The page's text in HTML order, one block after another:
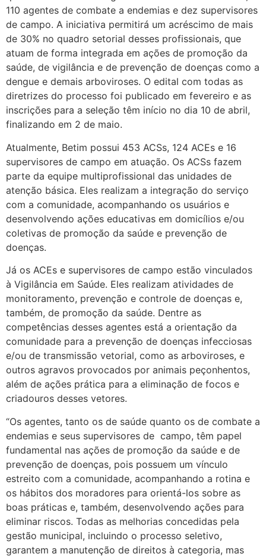
110 agentes de combate a endemias e dez supervisores
de campo. A iniciativa permitirá um acréscimo de mais
de 30% no quadro setorial desses profissionais, que
atuam de forma integrada em ações de promoção da
saúde, de vigilância e de prevenção de doenças como a
dengue e demais arboviroses. O edital com todas as
diretrizes do processo foi publicado em fevereiro e as
inscrições para a seleção têm início no dia 10 de abril,
finalizando em 2 de maio.
Atualmente, Betim possui 453 ACSs, 124 ACEs e 16
supervisores de campo em atuação. Os ACSs fazem
parte da equipe multiprofissional das unidades de
atenção básica. Eles realizam a integração do serviço
com a comunidade, acompanhando os usuários e
desenvolvendo ações educativas em domicílios e/ou
coletivas de promoção da saúde e prevenção de
doenças.
Já os ACEs e supervisores de campo estão vinculados
à Vigilância em Saúde. Eles realizam atividades de
monitoramento, prevenção e controle de doenças e,
também, de promoção da saúde. Dentre as
competências desses agentes está a orientação da
comunidade para a prevenção de doenças infecciosas
e/ou de transmissão vetorial, como as arboviroses, e
outros agravos provocados por animais peçonhentos,
além de ações prática para a eliminação de focos e
criadouros desses vetores.
“Os agentes, tanto os de saúde quanto os de combate a
endemias e seus supervisores de campo, têm papel
fundamental nas ações de promoção da saúde e de
prevenção de doenças, pois possuem um vínculo
estreito com a comunidade, acompanhando a rotina e
os hábitos dos moradores para orientá-los sobre as
boas práticas e, também, desenvolvendo ações para
eliminar riscos. Todas as melhorias concedidas pela
gestão municipal, incluindo o processo seletivo,
garantem a manutenção de direitos à categoria, mas